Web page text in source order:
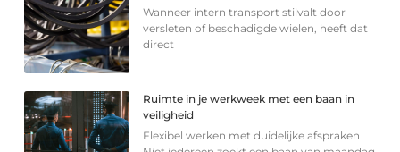
Wanneer intern transport stilvalt door
versleten of beschadigde wielen, heeft dat
direct
Ruimte in je werkweek met een baan in
veiligheid
Flexibel werken met duidelijke afspraken